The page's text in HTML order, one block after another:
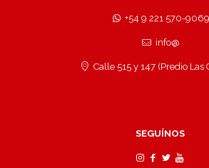
+54 9 221 570-9069
info@
Calle 515 y 147 (Predio Las
SEGUÍNOS